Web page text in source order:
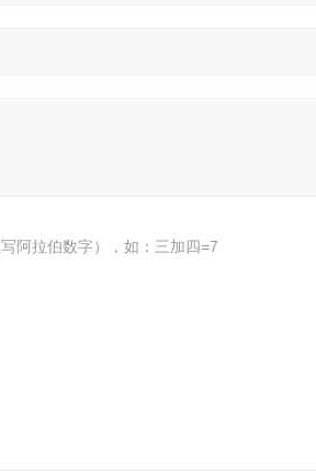
阿拉伯数字），如：三加四=7